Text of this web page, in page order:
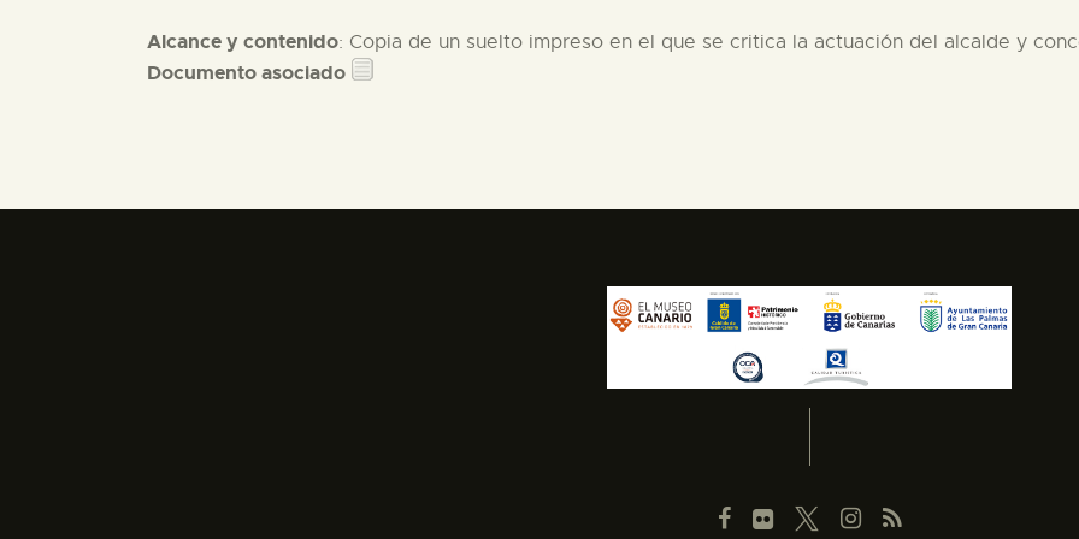
Alcance y contenido: Copia de un suelto impreso en el que se critica la actuación del alcalde y
Documento asociado